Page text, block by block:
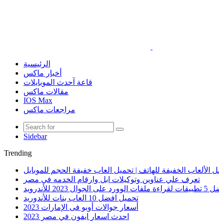
الرئيسية
أخبار ماكس
قاعة آحدث الموبايلات
مقالات ماكس
IOS Max
مراجعات ماكس
Sidebar
Trending
الألعاب الخفيفة للهاتف | تحميل العاب خفيفة الحجم للموبايل
تعرف علي عناوين وتوكيلات ابل وارقام الخدمه في مصر
على الجوال 2023 للأندرويد
تحميل افضل 10 العاب بنات للأندوريد
أسعار جوالات أوبو فى الإمارات 2023
احدث اسعار ايفون في مصر 2023